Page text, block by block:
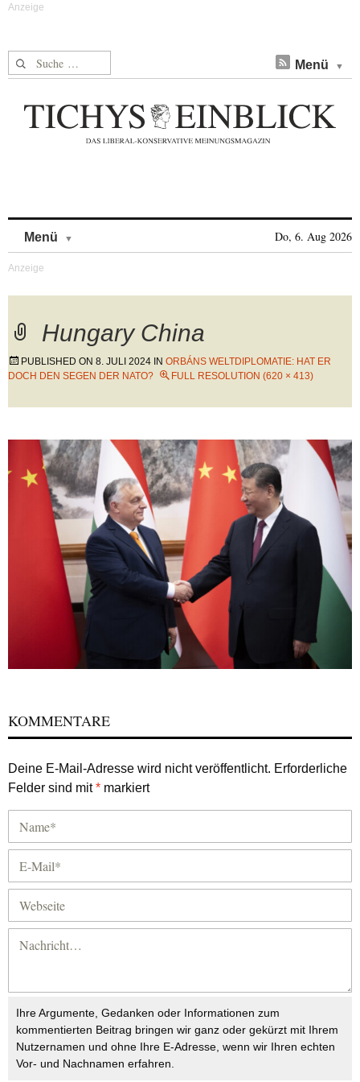
Suche nach: Menü
Menü Do, 6. Aug 2026
Hungary China
PUBLISHED ON 8. JULI 2024 IN ORBÁNS WELTDIPLOMATIE: HAT ER
DOCH DEN SEGEN DER NATO?
FULL RESOLUTION (620 × 413)
KOMMENTARE
Deine E-Mail-Adresse wird nicht veröffentlicht. Erforderliche
Felder sind mit* markiert
Ihre Argumente, Gedanken oder Informationen zum
kommentierten Beitrag bringen wir ganz oder gekürzt mit Ihrem
Nutzernamen und ohne Ihre E-Adresse, wenn wir Ihren echten
Vor- und Nachnamen erfahren.